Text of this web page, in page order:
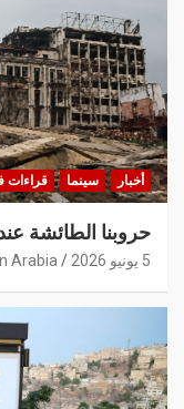
أخبار سينما قراءات
حروبنا الطائشة
5 يونيو 2026 Arabia